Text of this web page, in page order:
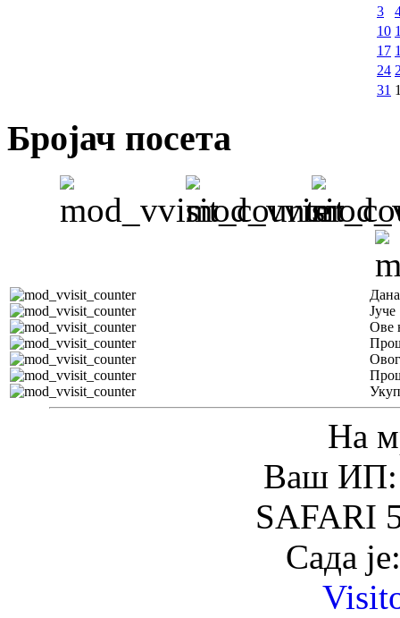
3
10
17
24
31
Бројач посета
Јуче
Ове
На
Ваш ИП:
SAFARI
Сада